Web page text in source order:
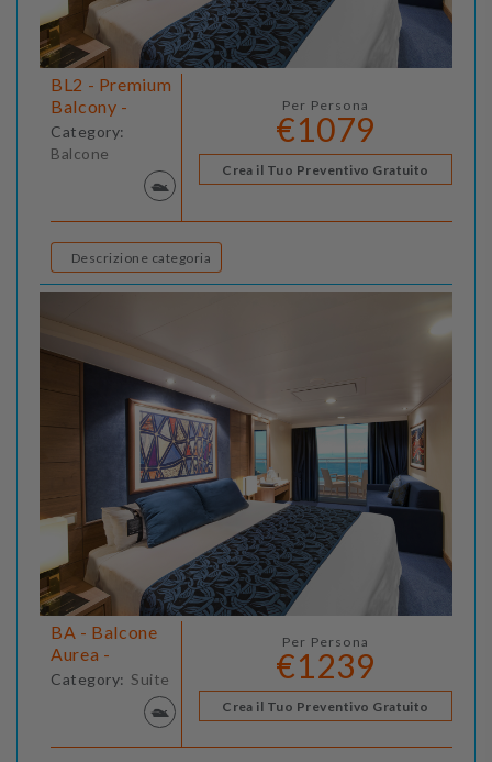
BL2 - Premium
Balcony -
Category:
Balcone
Per Persona
€1079
Crea il Tuo Preventivo Gratuito
Descrizione categoria
BA - Balcone
Aurea -
Category: Suite
Per Persona
€1239
Crea il Tuo Preventivo Gratuito